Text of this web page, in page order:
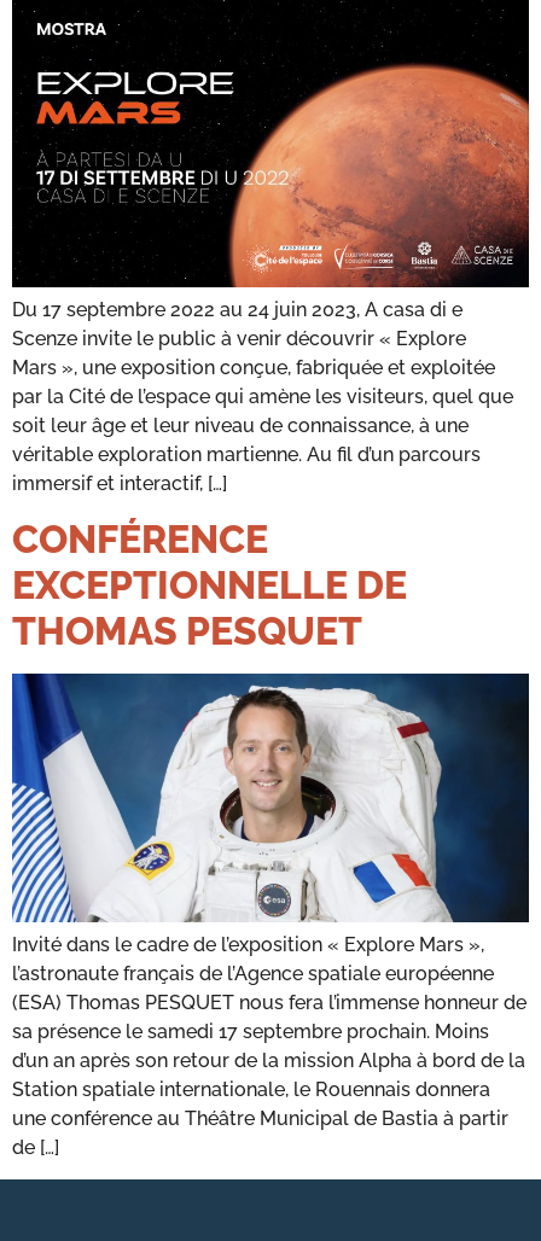
Du 17 septembre 2022 au 24 juin 2023, A casa di e
Scenze invite le public à venir découvrir « Explore
Mars », une exposition conçue, fabriquée et exploitée
par la Cité de l’espace qui amène les visiteurs, quel que
soit leur âge et leur niveau de connaissance, à une
véritable exploration martienne. Au fil d’un parcours
immersif et interactif, […]
CONFÉRENCE
EXCEPTIONNELLE DE
THOMAS PESQUET
Invité dans le cadre de l’exposition « Explore Mars »,
l’astronaute français de l’Agence spatiale européenne
(ESA) Thomas PESQUET nous fera l’immense honneur de
sa présence le samedi 17 septembre prochain. Moins
d’un an après son retour de la mission Alpha à bord de la
Station spatiale internationale, le Rouennais donnera
une conférence au Théâtre Municipal de Bastia à partir
de […]